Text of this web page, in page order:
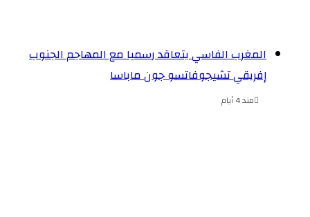
المغرب الفاسي يتعاقد رسميا مع المهاجم الجنوب
إفريقي تشيجوفاتسو جون ماباسا
مند 4 أيام